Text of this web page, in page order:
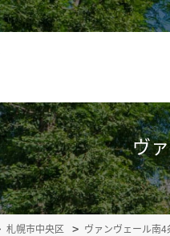
ヴ
札幌市中央区 ヴァンヴェール南4